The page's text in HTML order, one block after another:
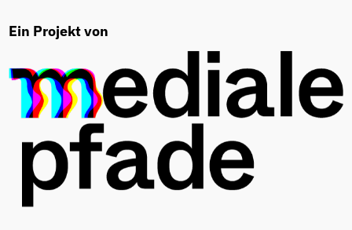
Ein Projekt von